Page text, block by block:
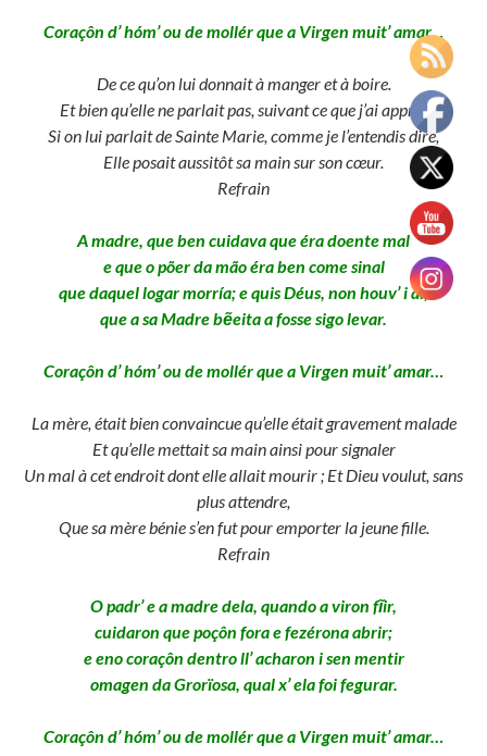
Coraçôn d’ hóm’ ou de mollér que a Virgen muit’ amar…
De ce qu’on lui donnait à manger et à boire.
Et bien qu’elle ne parlait pas, suivant ce que j’ai appris,
Si on lui parlait de Sainte Marie, comme je l’entendis dire,
Elle posait aussitôt sa main sur son cœur.
Refrain
A madre, que ben cuidava que éra doente mal
e que o põer da mão éra ben come sinal
que daquel logar morría; e quis Déus, non houv’ i al,
que a sa Madre bẽeita a fosse sigo levar.
Coraçôn d’ hóm’ ou de mollér que a Virgen muit’ amar…
La mère, était bien convaincue qu’elle était gravement malade
Et qu’elle mettait sa main ainsi pour signaler
Un mal à cet endroit dont elle allait mourir ; Et Dieu voulut, sans
plus attendre,
Que sa mère bénie s’en fut pour emporter la jeune fille.
Refrain
O padr’ e a madre dela, quando a viron fĩir,
cuidaron que poçôn fora e fezérona abrir;
e eno coraçôn dentro ll’ acharon i sen mentir
omagen da Grorïosa, qual x’ ela foi fegurar.
Coraçôn d’ hóm’ ou de mollér que a Virgen muit’ amar…